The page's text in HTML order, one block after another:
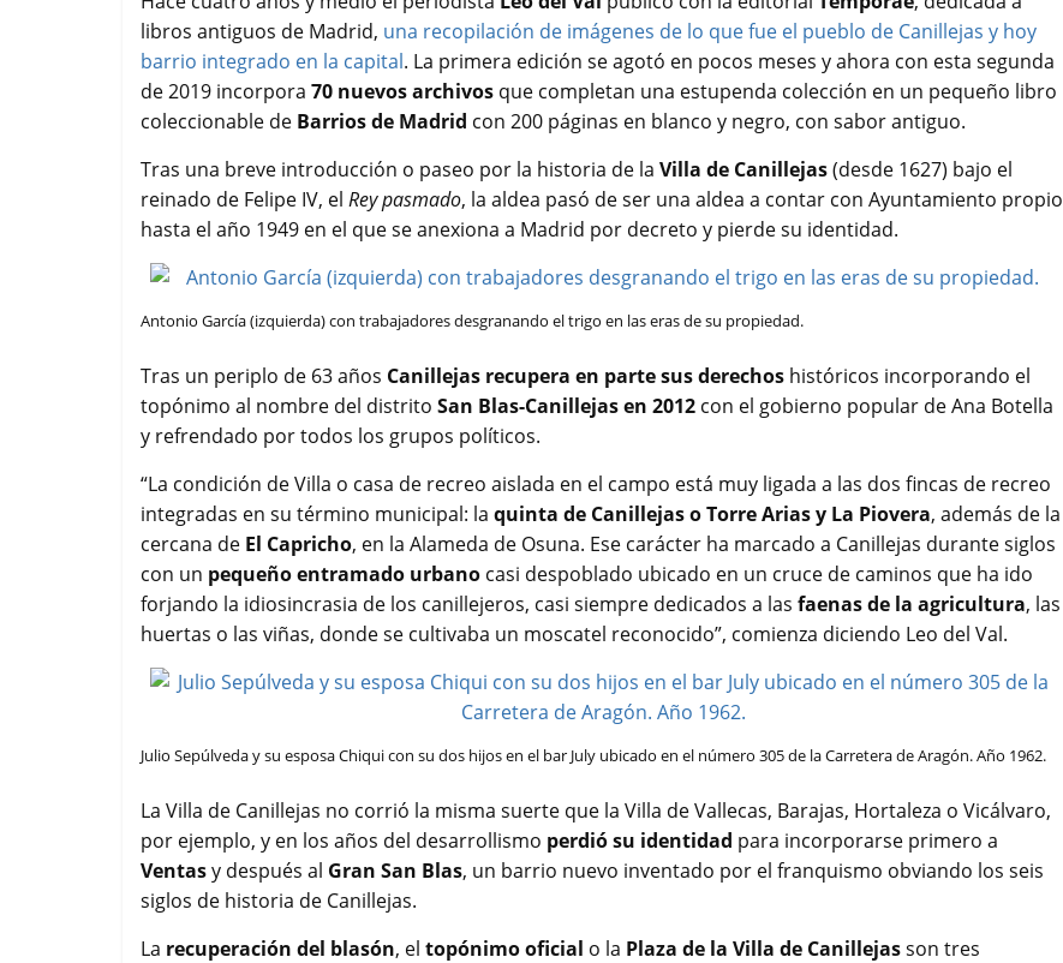
o
o
k
e
r
A
p
p
r
t
i
r
libros antiguos de Madrid, una recopilación de imágenes de lo que fue el pueblo de Canillejas y hoy
barrio integrado en la capital. La primera edición se agotó en pocos meses y ahora con esta segunda
de 2019 incorpora 70 nuevos archivos que completan una estupenda colección en un pequeño libro
coleccionable de Barrios de Madrid con 200 páginas en blanco y negro, con sabor antiguo.
Tras una breve introducción o paseo por la historia de la Villa de Canillejas(desde 1627) bajo el
reinado de Felipe IV, el Rey pasmado, la aldea pasó de ser una aldea a contar con Ayuntamiento propio
hasta el año 1949 en el que se anexiona a Madrid por decreto y pierde su identidad.
Antonio García (izquierda) con trabajadores desgranando el trigo en las eras de su propiedad.
Tras un periplo de 63 años Canillejas recupera en parte sus derechos históricos incorporando el
topónimo al nombre del distrito San Blas-Canillejas en 2012 con el gobierno popular de Ana Botella
y refrendado por todos los grupos políticos.
“La condición de Villa o casa de recreo aislada en el campo está muy ligada a las dos fincas de recreo
integradas en su término municipal: la quinta de Canillejas o Torre Arias y La Piovera, además de la
cercana de El Capricho, en la Alameda de Osuna. Ese carácter ha marcado a Canillejas durante siglos
con un pequeño entramado urbano casi despoblado ubicado en un cruce de caminos que ha ido
forjando la idiosincrasia de los canillejeros, casi siempre dedicados a las faenas de la agricultura, las
huertas o las viñas, donde se cultivaba un moscatel reconocido”, comienza diciendo Leo del Val.
Julio Sepúlveda y su esposa Chiqui con su dos hijos en el bar July ubicado en el número 305 de la Carretera de Aragón. Año 1962.
La Villa de Canillejas no corrió la misma suerte que la Villa de Vallecas, Barajas, Hortaleza o Vicálvaro,
por ejemplo, y en los años del desarrollismo perdió su identidad para incorporarse primero a
Ventasy después al Gran San Blas, un barrio nuevo inventado por el franquismo obviando los seis
siglos de historia de Canillejas.
La recuperación del blasón, el topónimo oficial o la Plaza de la Villa de Canillejasson tres